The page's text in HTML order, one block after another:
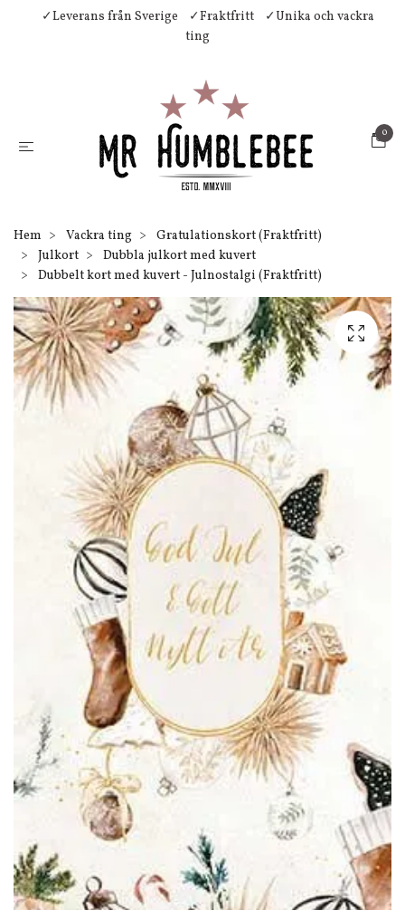
✓Leverans från Sverige ✓Fraktfritt
✓Unika och vackra
ting
0
Hem Vackra ting
Gratulationskort (Fraktfritt)
Julkort
Dubbla julkort med kuvert
Dubbelt kort med kuvert - Julnostalgi (Fraktfritt)